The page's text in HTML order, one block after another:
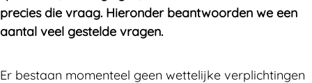
precies die vraag. Hieronder beantwoorden we een
aantal veel gestelde vragen.
Er bestaan momenteel geen wettelijke verplichtingen